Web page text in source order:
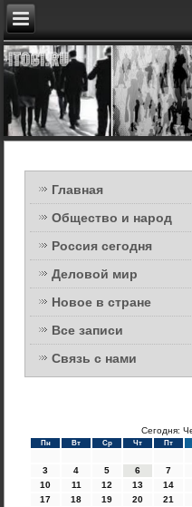
Главная
Общество и народ
Россия сегодня
Деловой мир
Новое в стране
Все записи
Связь с нами
Сегодня:
Пн Вт Ср Чт Пт
3
4 5 6 7
10
11 12 13 14
17
18 19 20 21